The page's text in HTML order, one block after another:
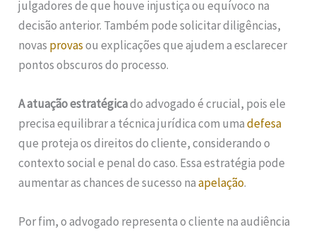
julgadores de que houve injustiça ou equívoco na
decisão anterior. Também pode solicitar diligências,
novas provasou explicações que ajudem a esclarecer
pontos obscuros do processo.
A atuação estratégicado advogado é crucial, pois ele
precisa equilibrar a técnica jurídica com umadefesa
que proteja os direitos do cliente, considerando o
contexto social e penal do caso. Essa estratégia pode
aumentar as chances de sucesso naapelação.
Por fim, o advogado representa o cliente na audiência